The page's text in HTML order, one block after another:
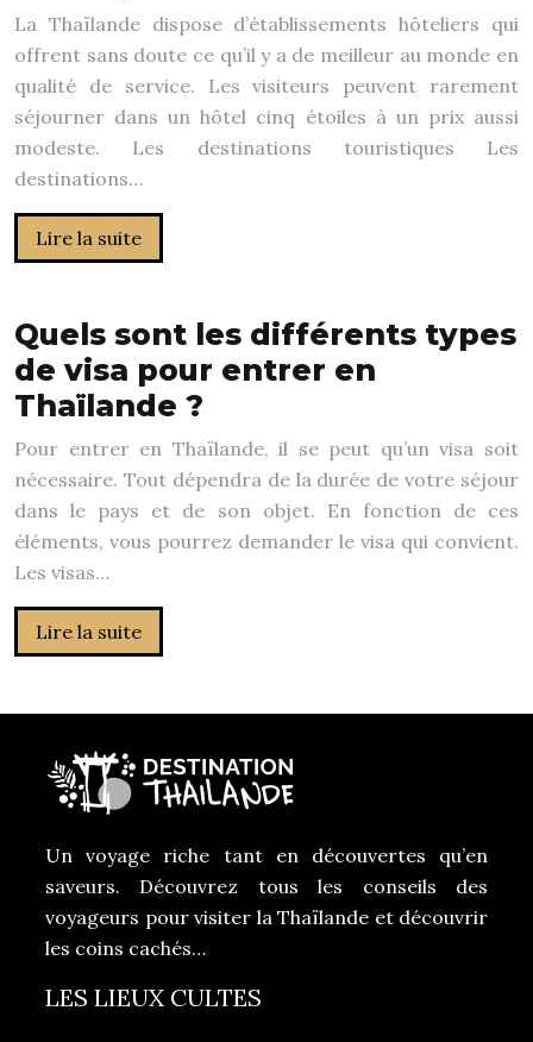
La Thaïlande dispose d’établissements hôteliers qui
offrent sans doute ce qu’il y a de meilleur au monde en
qualité de service. Les visiteurs peuvent rarement
séjourner dans un hôtel cinq étoiles à un prix aussi
modeste. Les destinations touristiques Les
destinations…
Lire la suite
Quels sont les différents types
de visa pour entrer en
Thaïlande ?
Pour entrer en Thaïlande, il se peut qu’un visa soit
nécessaire. Tout dépendra de la durée de votre séjour
dans le pays et de son objet. En fonction de ces
éléments, vous pourrez demander le visa qui convient.
Les visas…
Lire la suite
Un voyage riche tant en découvertes qu’en
saveurs. Découvrez tous les conseils des
voyageurs pour visiter la Thaïlande et découvrir
les coins cachés…
LES LIEUX CULTES